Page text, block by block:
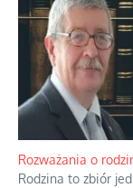
Rozważania o
Rodzina to zbiór